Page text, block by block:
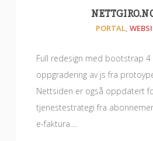
PORTAL,
Full redesign med bootstrap 4
oppgradering av js fra
Nettsiden er også oppdatert
tjenestestrategi fra
e-faktura....